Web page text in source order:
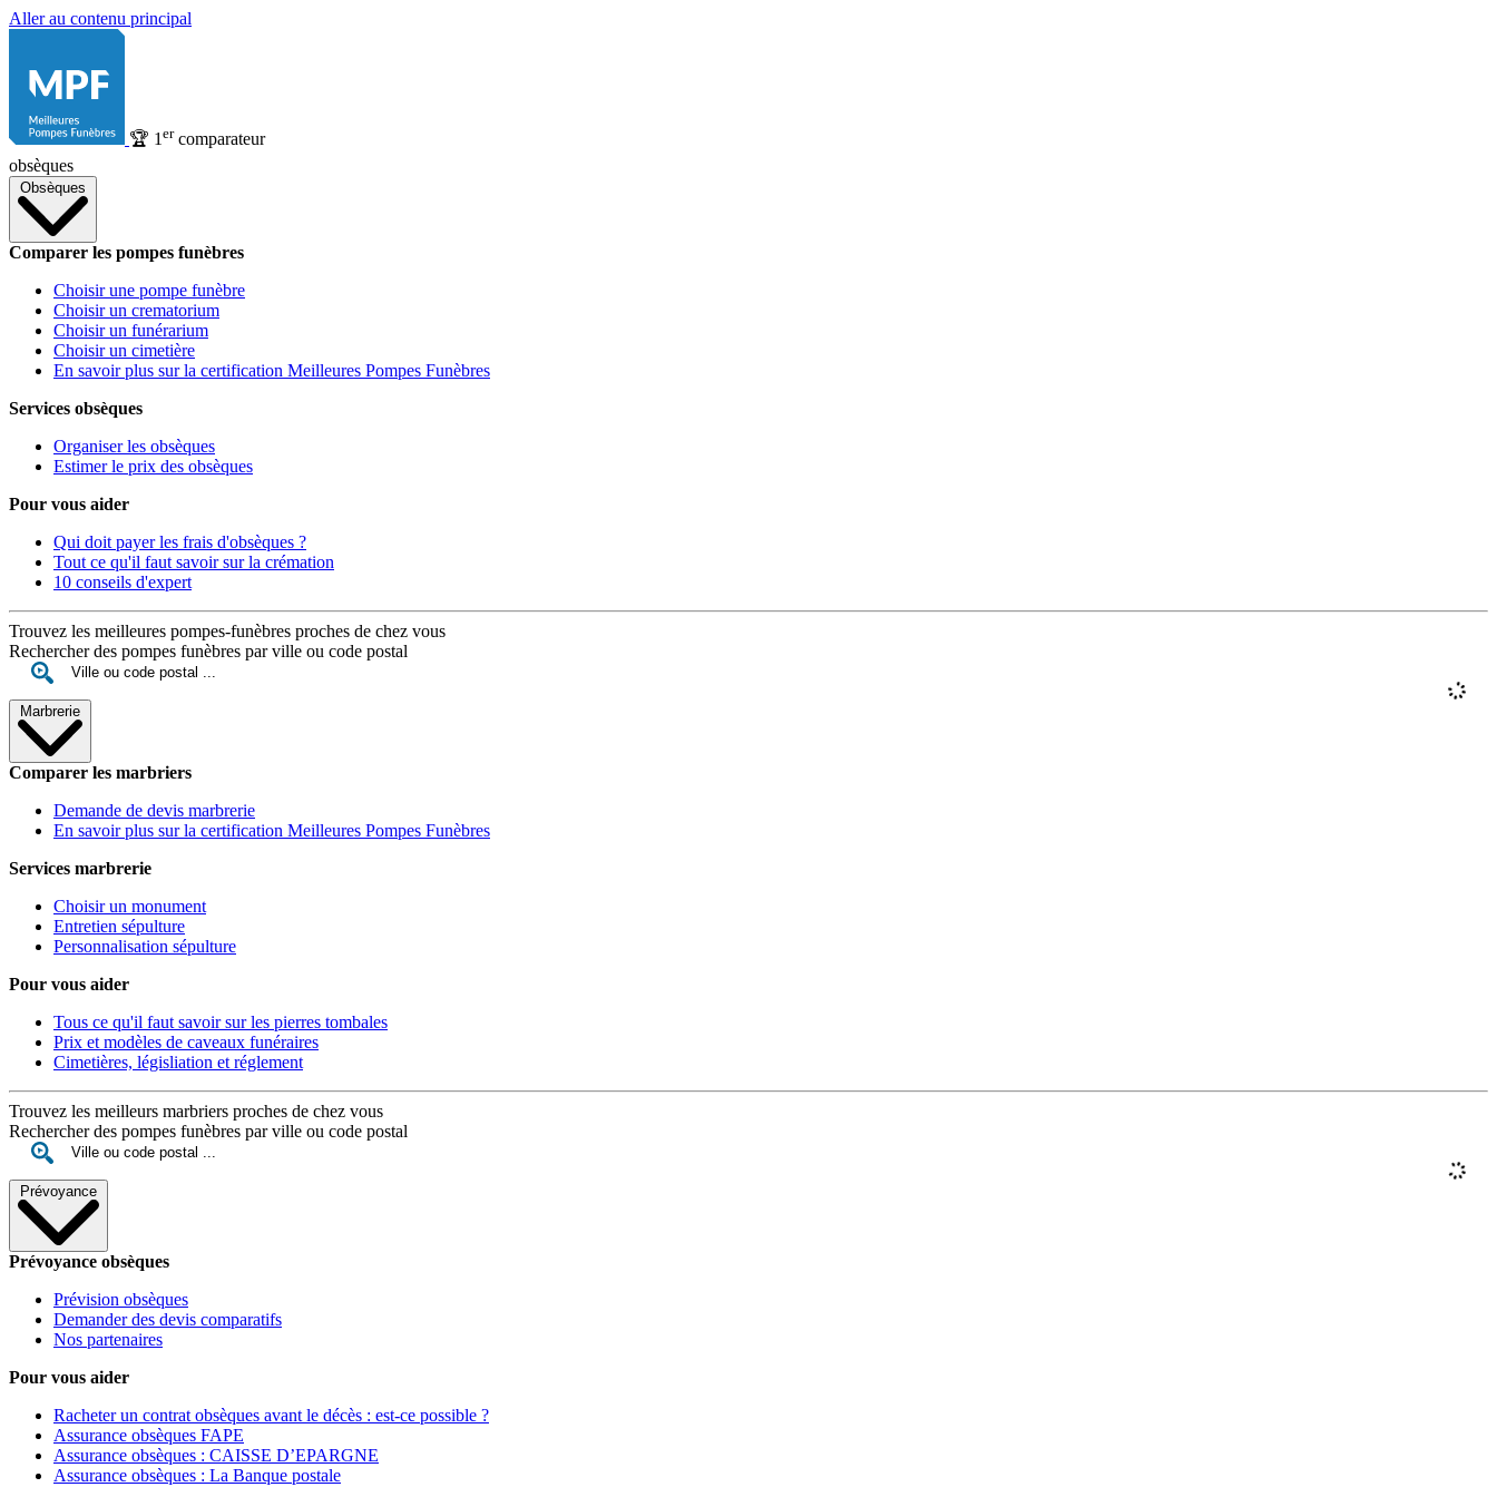
Aller au contenu principal
🏆 1 ercomparateur
obsèques
Obsèques
Comparer les pompes funèbres
Choisir une pompe funèbre
Choisir un crematorium
Choisir un funérarium
Choisir un cimetière
En savoir plus sur la certification Meilleures Pompes Funèbres
Services obsèques
Organiser les obsèques
Estimer le prix des obsèques
Pour vous aider
Qui doit payer les frais d'obsèques ?
Tout ce qu'il faut savoir sur la crémation
10 conseils d'expert
Trouvez les meilleures pompes-funèbres proches de chez vous
Rechercher des pompes funèbres par ville ou code postal
Marbrerie
Comparer les marbriers
Demande de devis marbrerie
En savoir plus sur la certification Meilleures Pompes Funèbres
Services marbrerie
Choisir un monument
Entretien sépulture
Personnalisation sépulture
Pour vous aider
Tous ce qu'il faut savoir sur les pierres tombales
Prix et modèles de caveaux funéraires
Cimetières, législiation et réglement
Trouvez les meilleurs marbriers proches de chez vous
Rechercher des pompes funèbres par ville ou code postal
Prévoyance
Prévoyance obsèques
Prévision obsèques
Demander des devis comparatifs
Nos partenaires
Pour vous aider
Racheter un contrat obsèques avant le décès : est-ce possible ?
Assurance obsèques FAPE
Assurance obsèques : CAISSE D’EPARGNE
Assurance obsèques : La Banque postale